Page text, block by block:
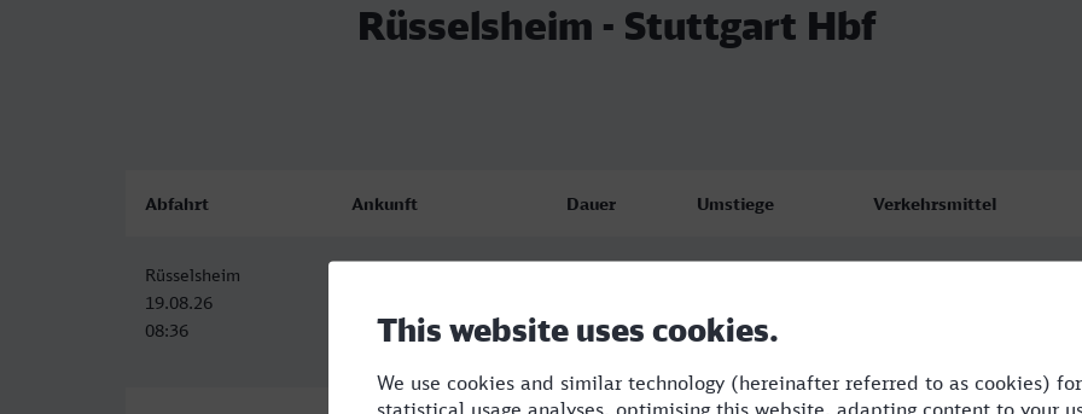
Rüsselsheim - Stuttgart Hbf
Abfahrt Ankunft Dauer Umstiege Verkehrsmittel
Rüsselsheim
19.08.26
08:36
10:11